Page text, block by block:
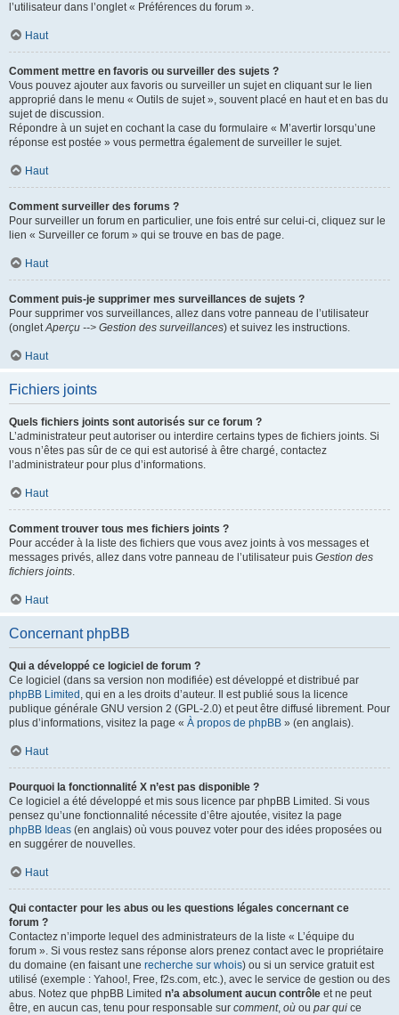
l’utilisateur dans l’onglet « Préférences du forum ».
Haut
Comment mettre en favoris ou surveiller des sujets ?
Vous pouvez ajouter aux favoris ou surveiller un sujet en cliquant sur le lien
approprié dans le menu « Outils de sujet », souvent placé en haut et en bas du
sujet de discussion.
Répondre à un sujet en cochant la case du formulaire « M’avertir lorsqu’une
réponse est postée » vous permettra également de surveiller le sujet.
Haut
Comment surveiller des forums ?
Pour surveiller un forum en particulier, une fois entré sur celui-ci, cliquez sur le
lien « Surveiller ce forum » qui se trouve en bas de page.
Haut
Comment puis-je supprimer mes surveillances de sujets ?
Pour supprimer vos surveillances, allez dans votre panneau de l’utilisateur
(ongletAperçu --> Gestion des surveillances) et suivez les instructions.
Haut
Fichiers joints
Quels fichiers joints sont autorisés sur ce forum ?
L’administrateur peut autoriser ou interdire certains types de fichiers joints. Si
vous n’êtes pas sûr de ce qui est autorisé à être chargé, contactez
l’administrateur pour plus d’informations.
Haut
Comment trouver tous mes fichiers joints ?
Pour accéder à la liste des fichiers que vous avez joints à vos messages et
messages privés, allez dans votre panneau de l’utilisateur puis Gestion des
fichiers joints.
Haut
Concernant phpBB
Qui a développé ce logiciel de forum ?
Ce logiciel (dans sa version non modifiée) est développé et distribué par
phpBB Limited , qui en a les droits d’auteur. Il est publié sous la licence
publique générale GNU version 2 (GPL-2.0) et peut être diffusé librement. Pour
plus d’informations, visitez la page « À propos de phpBB » (en anglais).
Haut
Pourquoi la fonctionnalité X n’est pas disponible ?
Ce logiciel a été développé et mis sous licence par phpBB Limited. Si vous
pensez qu’une fonctionnalité nécessite d’être ajoutée, visitez la page
phpBB Ideas (en anglais) où vous pouvez voter pour des idées proposées ou
en suggérer de nouvelles.
Haut
Qui contacter pour les abus ou les questions légales concernant ce
forum ?
Contactez n’importe lequel des administrateurs de la liste « L’équipe du
forum ». Si vous restez sans réponse alors prenez contact avec le propriétaire
du domaine (en faisant une recherche sur whois) ou si un service gratuit est
utilisé (exemple : Yahoo!, Free, f2s.com, etc.), avec le service de gestion ou des
abus. Notez que phpBB Limited n’a absolument aucun contrôle et ne peut
être, en aucun cas, tenu pour responsable sur comment, où ou par qui ce